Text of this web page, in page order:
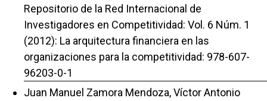
Repositorio de la Red Internacional de
Investigadores en Competitividad: Vol. 6 Núm. 1
(2012): La arquitectura financiera en las
organizaciones para la competitividad: 978-607-
96203-0-1
Juan Manuel Zamora Mendoza, Víctor Antonio